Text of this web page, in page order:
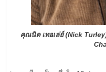
คุณนิค เทอเล่ย์(Nick